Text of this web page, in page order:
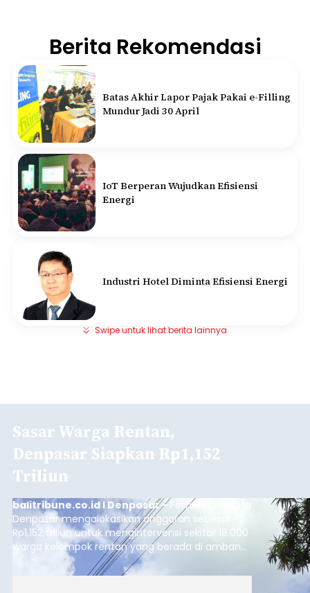
Berita Rekomendasi
Batas Akhir Lapor Pajak Pakai e-Filling
Mundur Jadi 30 April
IoT Berperan Wujudkan Efisiensi
Energi
Industri Hotel Diminta Efisiensi Energi
Swipe untuk lihat berita lainnya
Sasar Warga Rentan,
Denpasar Siapkan Rp1,152
Triliun
balitribune.co.id I Denpasar -Pemerintah Kota
Denpasar mengalokasikan anggaran sebesar
Rp1,152 triliun untuk mengintervensi sekitar 18.000
warga kelompok rentan yang berada di ambang
garis kemiskinan. Langkah strategis ini diambil
guna menjaga masyarakat yang berada pada